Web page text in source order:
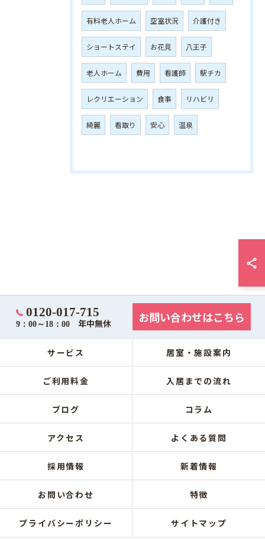
有料老人ホーム 空室状況 介護付き
ショートステイ お花見 八王子
老人ホーム 費用 看護師 駅チカ
レクリエーション 食事 リハビリ
綺麗 看取り 安心 温泉
0120-017-715
9：00～18：00 年中無休 お問い合わせはこちら
サービス 居室・施設案内
ご利用料金 入居までの流れ
ブログ コラム
アクセス よくある質問
採用情報 新着情報
お問い合わせ 特徴
プライバシーポリシー サイトマップ